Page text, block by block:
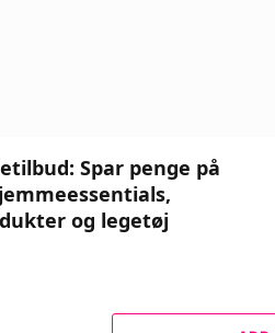
Spar penge på
og legetøj